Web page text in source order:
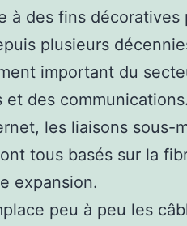
à des fins décoratives
plusieurs
important du
des
les liaisons sous-
tous basés sur la
expansion.
peu à peu les